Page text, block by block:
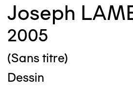
Joseph
2005
(Sans titre)
Dessin